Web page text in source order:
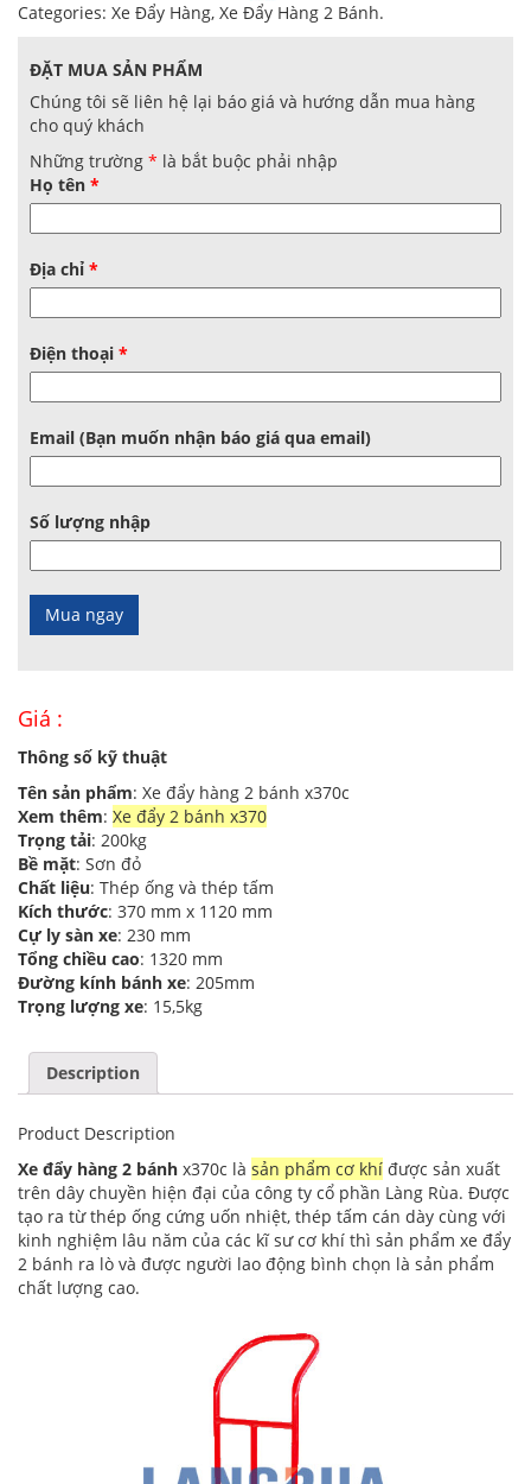
Categories: Xe Đẩy Hàng, Xe Đẩy Hàng 2 Bánh.
ĐẶT MUA SẢN PHẨM
Chúng tôi sẽ liên hệ lại báo giá và hướng dẫn mua hàng
cho quý khách
Những trường * là bắt buộc phải nhập
Họ tên *
Địa chỉ *
Điện thoại *
Email (Bạn muốn nhận báo giá qua email)
Số lượng nhập
Giá :
Thông số kỹ thuật
Tên sản phẩm: Xe đẩy hàng 2 bánh x370c
Xem thêm: Xe đẩy 2 bánh x370
Trọng tải: 200kg
Bề mặt: Sơn đỏ
Chất liệu: Thép ống và thép tấm
Kích thước: 370 mm x 1120 mm
Cự ly sàn xe: 230 mm
Tổng chiều cao: 1320 mm
Đường kính bánh xe: 205mm
Trọng lượng xe: 15,5kg
Description
Product Description
Xe đẩy hàng 2 bánh x370c là sản phẩm cơ khí được sản xuất
trên dây chuyền hiện đại của công ty cổ phần Làng Rùa. Được
tạo ra từ thép ống cứng uốn nhiệt, thép tấm cán dày cùng với
kinh nghiệm lâu năm của các kĩ sư cơ khí thì sản phẩm xe đẩy
2 bánh ra lò và được người lao động bình chọn là sản phẩm
chất lượng cao.